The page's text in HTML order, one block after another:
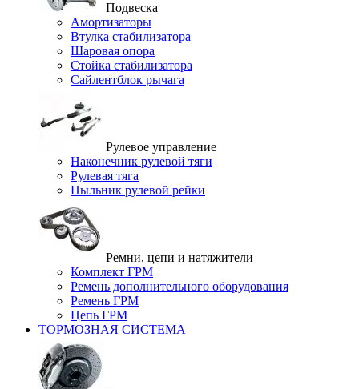
Подвеска
Амортизаторы
Втулка стабилизатора
Шаровая опора
Стойка стабилизатора
Сайлентблок рычага
Рулевое управление
Наконечник рулевой тяги
Рулевая тяга
Пыльник рулевой рейки
Ремни, цепи и натяжители
Комплект ГРМ
Ремень дополнительного оборудования
Ремень ГРМ
Цепь ГРМ
ТОРМОЗНАЯ СИСТЕМА